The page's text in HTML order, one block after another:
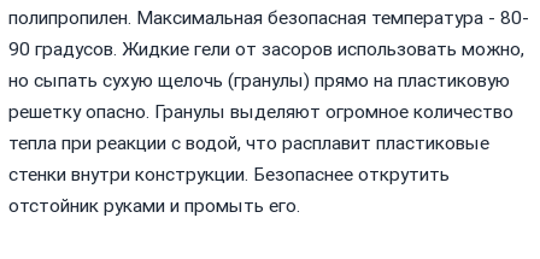
полипропилен. Максимальная безопасная температура - 80-
90 градусов. Жидкие гели от засоров использовать можно,
но сыпать сухую щелочь (гранулы) прямо на пластиковую
решетку опасно. Гранулы выделяют огромное количество
тепла при реакции с водой, что расплавит пластиковые
стенки внутри конструкции. Безопаснее открутить
отстойник руками и промыть его.